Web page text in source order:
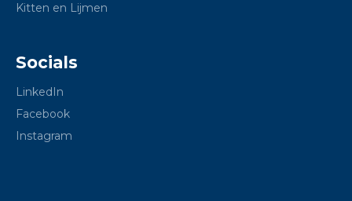
Kitten en Lijmen
Socials
LinkedIn
Facebook
Instagram